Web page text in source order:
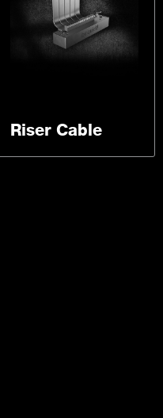
Riser Cable